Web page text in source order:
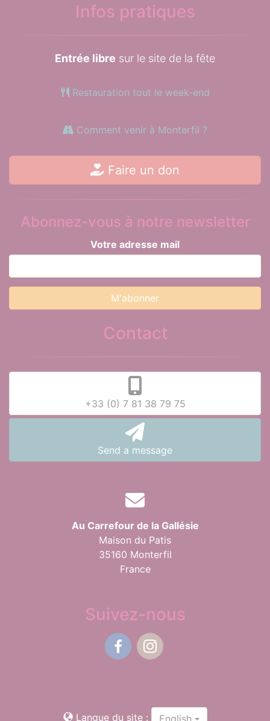
Infos pratiques
Entrée libre sur le site de la fête
Restauration tout le week-end
Comment venir à Monterfil ?
Faire un don
Abonnez-vous à notre newsletter
Votre adresse mail
Contact
+33 (0) 7 81 38 79 75
Send a message
Au Carrefour de la Gallésie
Maison du Patis
35160 Monterfil
France
Suivez-nous
Langue du site : English